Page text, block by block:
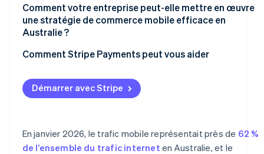
Paiement différé (BNPL)
Paiements en temps réel de compte à compte
Comment votre entreprise peut-elle mettre en œuvre
une stratégie de commerce mobile efficace en
Australie ?
Concevez avant tout pour le mobile
Intégrez les canaux de distribution
Comment Stripe Payments peut vous aider
Démarrer avec Stripe
En janvier 2026, le trafic mobile représentait près de 62 %
de l’ensemble du trafic internet en Australie, et le